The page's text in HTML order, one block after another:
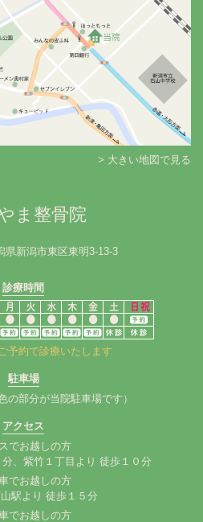
ま整骨院
県新潟市東区東明3-13-3
診療時間
予約で診療いたします
駐車場
の部分が当院駐車場です）
アクセス
でお越しの方
、紫竹１丁目より 徒歩１０分
でお越しの方
山駅より 徒歩１５分
でお越しの方
> 大きい地図で見る